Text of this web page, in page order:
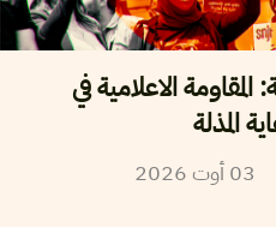
المقاومة الاعلامية في
المذلة
03أوت 2026